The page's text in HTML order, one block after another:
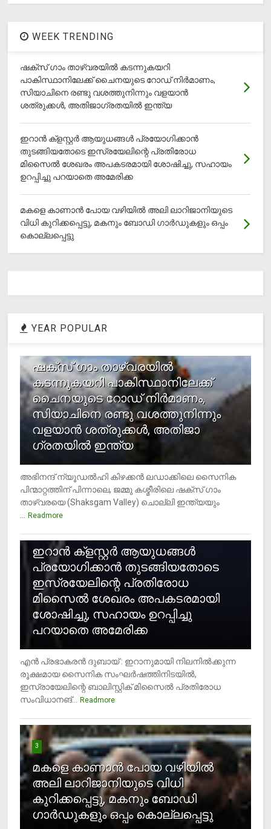
WEEK TRENDING
ഷക്സ് ​ഗാം താഴ്‌വരയിൽ കടന്നുകയറി
പാകിസ്ഥാനിലേക്ക് ചൈനയുടെ റോഡ് നിർമാണം,
സിയാചിനെ രണ്ടു വശത്തുനിന്നും വളയാൻ
ശത്രുക്കൾ, അതിജാ​ഗ്രതയിൽ ഇന്ത്യ
ഇറാന്‍ ക്‌ളസ്റ്റര്‍ ആയുധങ്ങള്‍ പ്രയോഗിക്കാന്‍
തുടങ്ങിയതോടെ ഇസ്രയേലിന്റെ പ്രതിരോധ
മിസൈല്‍ ശേഖരം അപകടരമായി ശോഷിച്ചു, സഹായം
ഉറപ്പിച്ചു പറയാതെ അമേരിക്ക
മകളെ കാണാന്‍ പോയ വഴിയില്‍ അലി ലാറിജാനിയുടെ
വിധി കുറിക്കപ്പെട്ടു, മകനും ബോഡി ഗാര്‍ഡുകളും ഒപ്പം
കൊല്ലപ്പെട്ടു
YEAR POPULAR
ഷക്സ് ​ഗാം താഴ്‌വരയിൽ
കടന്നുകയറി പാകിസ്ഥാനിലേക്ക്
ചൈനയുടെ റോഡ് നിർമാണം,
സിയാചിനെ രണ്ടു വശത്തുനിന്നും
വളയാൻ ശത്രുക്കൾ, അതിജാ​
ഗ്രതയിൽ ഇന്ത്യ
അഭിനന്ദ് ന്യൂഡൽഹി കിഴക്കൻ ലഡാക്കിലെ സൈനിക
പിന്മാറ്റത്തിന് പിന്നാലെ, ജമ്മു കശ്മീരിലെ ഷക്സ് ​ഗാം
താഴ്‌വരയെ (Shaksgam Valley) ചൊല്ലി ഇന്ത്യയും
Readmore
ഇറാന്‍ ക്‌ളസ്റ്റര്‍ ആയുധങ്ങള്‍
പ്രയോഗിക്കാന്‍ തുടങ്ങിയതോടെ
ഇസ്രയേലിന്റെ പ്രതിരോധ
മിസൈല്‍ ശേഖരം അപകടരമായി
ശോഷിച്ചു, സഹായം ഉറപ്പിച്ചു
പറയാതെ അമേരിക്ക
എന്‍ പ്രഭാകരന്‍ ദുബായ് : ഇറാനുമായി നിലനില്‍ക്കുന്ന
രൂക്ഷമായ സൈനിക സംഘര്‍ഷത്തിനിടയില്‍,
ഇസ്രായേലിന്റെ ബാലിസ്റ്റിക് മിസൈല്‍ പ്രതിരോധ
സംവിധാനങ്...
Readmore
3
മകളെ കാണാന്‍ പോയ വഴിയില്‍
അലി ലാറിജാനിയുടെ വിധി
കുറിക്കപ്പെട്ടു, മകനും ബോഡി
ഗാര്‍ഡുകളും ഒപ്പം കൊല്ലപ്പെട്ടു